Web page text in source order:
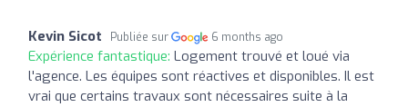
Kevin Sicot Publiée sur 6 months ago
Expérience fantastique: Logement trouvé et loué via
l'agence. Les équipes sont réactives et disponibles. Il est
vrai que certains travaux sont nécessaires suite à la